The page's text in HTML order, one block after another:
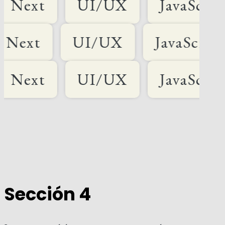
UI/UX JavaScript
Next UI/UX
UI/UX
JavaScript
Sección 4